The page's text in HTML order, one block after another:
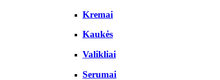
Kremai
Kaukės
Valikliai
Serumai